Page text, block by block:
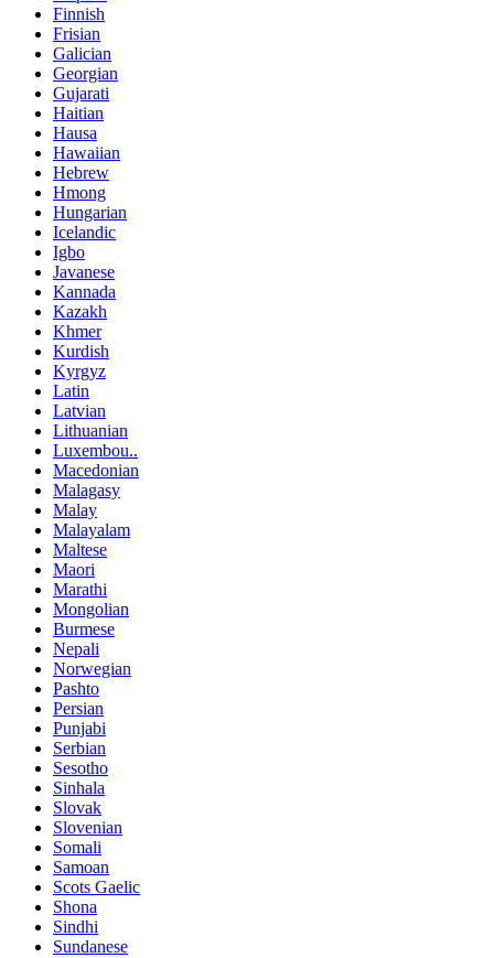
Finnish
Frisian
Galician
Georgian
Gujarati
Haitian
Hausa
Hawaiian
Hebrew
Hmong
Hungarian
Icelandic
Igbo
Javanese
Kannada
Kazakh
Khmer
Kurdish
Kyrgyz
Latin
Latvian
Lithuanian
Luxembou..
Macedonian
Malagasy
Malay
Malayalam
Maltese
Maori
Marathi
Mongolian
Burmese
Nepali
Norwegian
Pashto
Persian
Punjabi
Serbian
Sesotho
Sinhala
Slovak
Slovenian
Somali
Samoan
Scots Gaelic
Shona
Sindhi
Sundanese